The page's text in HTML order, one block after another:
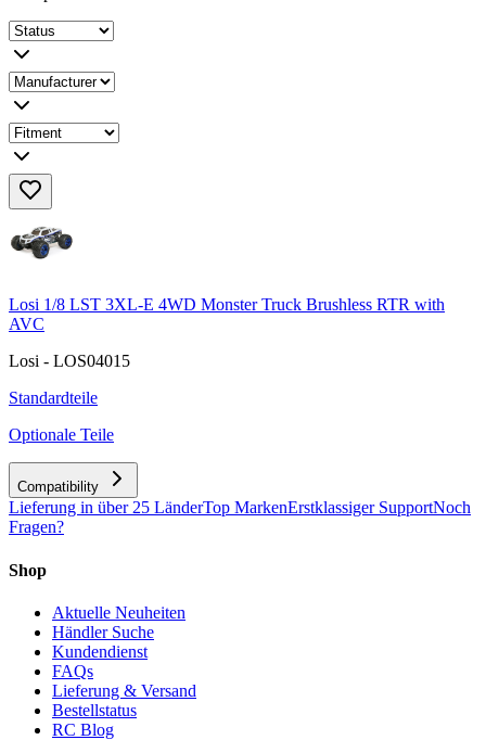
Losi 1/8 LST 3XL-E 4WD Monster Truck Brushless RTR with
AVC
Losi - LOS04015
Standardteile
Optionale Teile
Compatibility
Lieferung in über 25 LänderTop MarkenErstklassiger SupportNoch
Fragen?
Shop
Aktuelle Neuheiten
Händler Suche
Kundendienst
FAQs
Lieferung & Versand
Bestellstatus
RC Blog